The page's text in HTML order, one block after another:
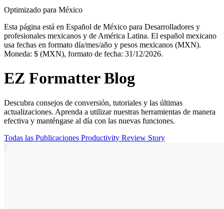
Optimizado para México
Esta página está en Español de México para Desarrolladores y
profesionales mexicanos y de América Latina. El español mexicano
usa fechas en formato día/mes/año y pesos mexicanos (MXN).
Moneda: $ (MXN), formato de fecha: 31/12/2026.
EZ Formatter Blog
Descubra consejos de conversión, tutoriales y las últimas
actualizaciones. Aprenda a utilizar nuestras herramientas de manera
efectiva y manténgase al día con las nuevas funciones.
Todas las Publicaciones Productivity Review Story